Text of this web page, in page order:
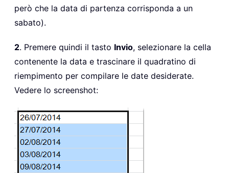
però che la data di partenza corrisponda a un
sabato).
2. Premere quindi il tasto Invio, selezionare la cella
contenente la data e trascinare il quadratino di
riempimento per compilare le date desiderate.
Vedere lo screenshot: